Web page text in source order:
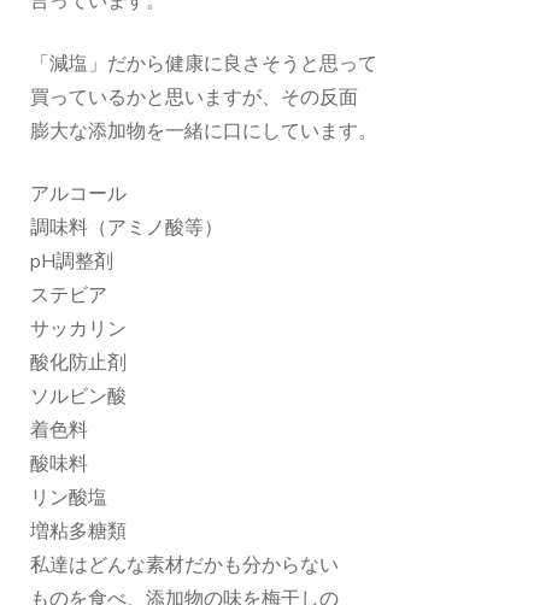
「減塩」だから健康に良さそうと思って
買っているかと思いますが、その反面
膨大な添加物を一緒に口にしています。
アルコール
調味料（アミノ酸等）
pH調整剤
ステビア
サッカリン
酸化防止剤
ソルビン酸
着色料
酸味料
リン酸塩
増粘多糖類
私達はどんな素材だかも分からない
ものを食べ、添加物の味を梅干しの